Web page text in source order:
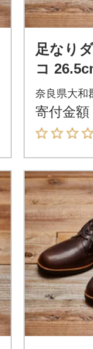
足なり
コ
ーズ
奈良県大和
寄付金額